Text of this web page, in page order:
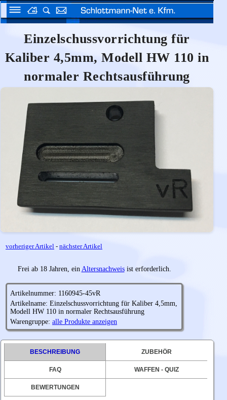
Einzelschussvorrichtung für
Kaliber 4,5mm, Modell HW 110 in
normaler Rechtsausführung
vorheriger Artikel - nächster Artikel
Frei ab 18 Jahren, ein Altersnachweisist erforderlich.
Artikelnummer: 1160945-45vR
Artikelname: Einzelschussvorrichtung für Kaliber 4,5mm,
Modell HW 110 in normaler Rechtsausführung
Warengruppe: alle Produkte anzeigen
BESCHREIBUNG ZUBEHÖR
FAQ WAFFEN - QUIZ
BEWERTUNGEN